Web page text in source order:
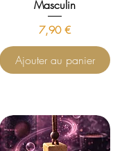
Masculin
Prix
7,90 €
Ajouter au panier